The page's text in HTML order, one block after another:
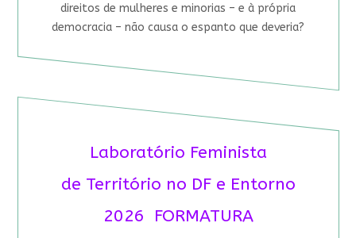
direitos de mulheres e minorias – e à própria
democracia – não causa o espanto que deveria?
Laboratório Feminista
de Território no DF e Entorno
2026 FORMATURA